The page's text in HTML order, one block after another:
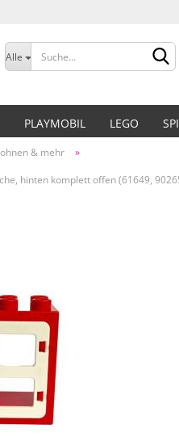
Sprache
Lieferland
Alle
PLAYMOBIL LEGO
& mehr
»
hinten komplett offen (61649,